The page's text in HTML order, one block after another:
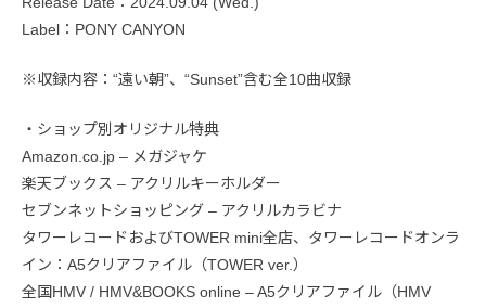
Label：PONY CANYON
※収録内容：“遠い朝”、“Sunset”含む全10曲収録
・ショップ別オリジナル特典
Amazon.co.jp – メガジャケ
楽天ブックス – アクリルキーホルダー
セブンネットショッピング – アクリルカラビナ
タワーレコードおよびTOWER mini全店、タワーレコードオンラ
イン：A5クリアファイル（TOWER ver.）
全国HMV / HMV&BOOKS online – A5クリアファイル（HMV